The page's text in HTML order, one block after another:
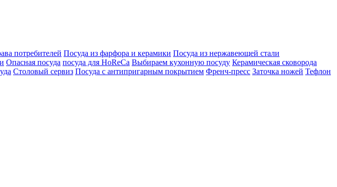
потребителей Посуда из фарфора и керамики Посуда из нержавеющей стали
Опасная посуда посуда для HoReCa Выбираем кухонную посуду Керамическая сковорода
Столовый сервиз Посуда с антипригарным покрытием Френч-пресс Заточка ножей Тефлон